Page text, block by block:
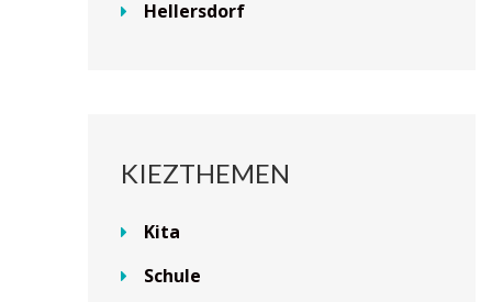
Hellersdorf
KIEZTHEMEN
Kita
Schule